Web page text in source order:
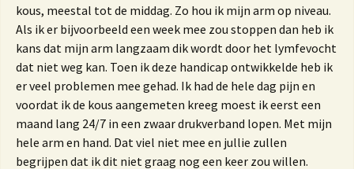
kous, meestal tot de middag. Zo hou ik mijn arm op niveau.
Als ik er bijvoorbeeld een week mee zou stoppen dan heb ik
kans dat mijn arm langzaam dik wordt door het lymfevocht
dat niet weg kan. Toen ik deze handicap ontwikkelde heb ik
er veel problemen mee gehad. Ik had de hele dag pijn en
voordat ik de kous aangemeten kreeg moest ik eerst een
maand lang 24/7 in een zwaar drukverband lopen. Met mijn
hele arm en hand. Dat viel niet mee en jullie zullen
begrijpen dat ik dit niet graag nog een keer zou willen.